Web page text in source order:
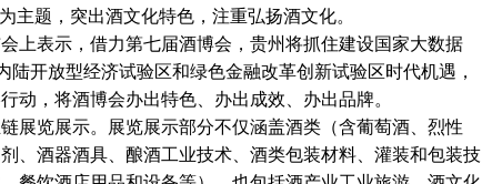
主题，突出酒文化特色，注重弘扬酒文化。
表示，借力第七届酒博会，贵州将抓住建设国家大数据
开放型经济试验区和绿色金融改革创新试验区时代机遇，
动，将酒博会办出特色、办出成效、办出品牌。
览展示。展览展示部分不仅涵盖酒类（含葡萄酒、烈性
、酒器酒具、酿酒工业技术、酒类包装材料、灌装和包装技